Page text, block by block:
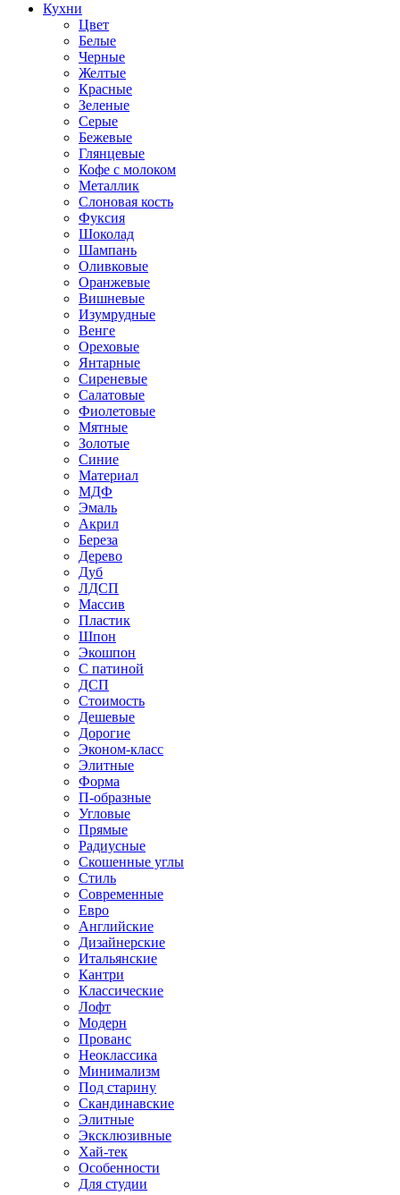
Кухни
Цвет
Белые
Черные
Желтые
Красные
Зеленые
Серые
Бежевые
Глянцевые
Кофе с молоком
Металлик
Слоновая кость
Фуксия
Шоколад
Шампань
Оливковые
Оранжевые
Вишневые
Изумрудные
Венге
Ореховые
Янтарные
Сиреневые
Салатовые
Фиолетовые
Мятные
Золотые
Синие
Материал
МДФ
Эмаль
Акрил
Береза
Дерево
Дуб
ЛДСП
Массив
Пластик
Шпон
Экошпон
С патиной
ДСП
Стоимость
Дешевые
Дорогие
Эконом-класс
Элитные
Форма
П-образные
Угловые
Прямые
Радиусные
Скошенные углы
Стиль
Современные
Евро
Английские
Дизайнерские
Итальянские
Кантри
Классические
Лофт
Модерн
Прованс
Неоклассика
Минимализм
Под старину
Скандинавские
Элитные
Эксклюзивные
Хай-тек
Особенности
Для студии